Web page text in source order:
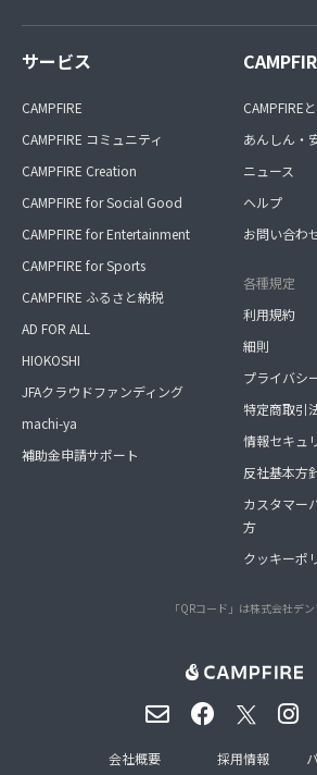
サービス
CAMPFIRE
CAMPFIRE コミュニティ
CAMPFIRE Creation
CAMPFIRE for Social Good
CAMPFIRE for Entertainment
CAMPFIRE for Sports
CAMPFIRE ふるさと納税
AD FOR ALL
HIOKOSHI
JFAクラウドファンディング
machi-ya
補助金申請サポート
CAMPFIRE
あんしん・
ニュース
ヘルプ
お問い合わ
各種規定
利用規約
細則
プライバシ
特定商取引
情報セキュ
反社基本方
カスタマー
方
クッキーポ
「QRコード」は株式会社デ
会社概要 採用情報